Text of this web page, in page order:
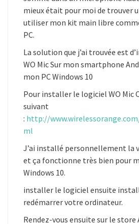
mieux était pour moi de trouver
utiliser mon kit main libre
PC.
La solution que j’ai trouvée est
WO Mic Sur mon smartphone
mon PC Windows 10
Pour installer le logiciel WO Mic
suivant
: http://
ml
J’ai installé personnellement la
et ça fonctionne très bien pour
Windows 10.
installer le logiciel ensuite
redémarrer votre ordinateur.
Rendez-vous ensuite sur le store